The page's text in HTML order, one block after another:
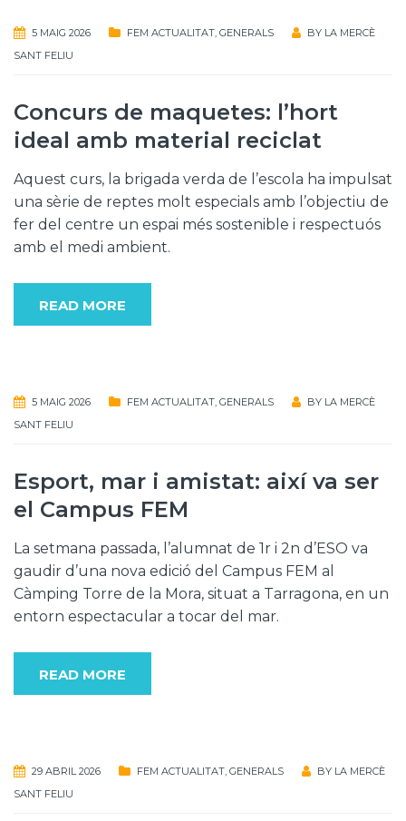
5 MAIG 2026 FEM ACTUALITAT, GENERALS BY LA MERCÈ
SANT FELIU
Concurs de maquetes: l’hort
ideal amb material reciclat
Aquest curs, la brigada verda de l’escola ha impulsat
una sèrie de reptes molt especials amb l’objectiu de
fer del centre un espai més sostenible i respectuós
amb el medi ambient.
READ MORE
5 MAIG 2026 FEM ACTUALITAT, GENERALS BY LA MERCÈ
SANT FELIU
Esport, mar i amistat: així va ser
el Campus FEM
La setmana passada, l’alumnat de 1r i 2n d’ESO va
gaudir d’una nova edició del Campus FEM al
Càmping Torre de la Mora, situat a Tarragona, en un
entorn espectacular a tocar del mar.
READ MORE
29 ABRIL 2026 FEM ACTUALITAT, GENERALS BY LA MERCÈ
SANT FELIU